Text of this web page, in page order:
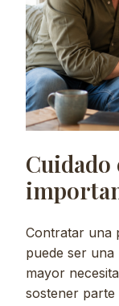
Cuidado
Contratar una
puede ser
mayor
sostener parte